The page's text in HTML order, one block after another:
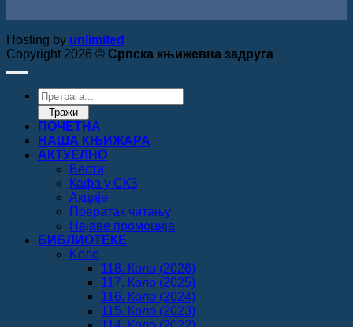
Hosting by unlimited
Copyright 2026 © Српска књижевна задруга
Products
search
Тражи
ПОЧЕТНА
НАША КЊИЖАРА
АКТУЕЛНО
Вести
Кафа у СКЗ
Акције
Повратак читању
Најаве промоција
БИБЛИОТЕКЕ
Koло
118. Коло (2026)
117. Коло (2025)
116. Коло (2024)
115. Коло (2023)